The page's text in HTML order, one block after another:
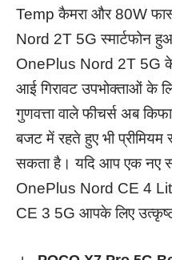
Temp कैमरा और 80W
Nord 2T 5G स्मार्टफोन
OnePlus Nord 2T 5G के
आई गिरावट उपभोक्ताओं के
गुणवत्ता वाले फीचर्स अब
बजट में रहते हुए भी प्रीमियम
सकता है। यदि आप एक नए
OnePlus Nord CE 4
CE 3 5G आपके लिए